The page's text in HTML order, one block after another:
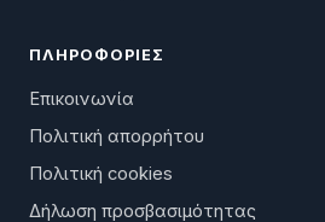
ΠΛΗΡΟΦΟΡΊΕΣ
Επικοινωνία
Πολιτική απορρήτου
Πολιτική cookies
Δήλωση προσβασιμότητας